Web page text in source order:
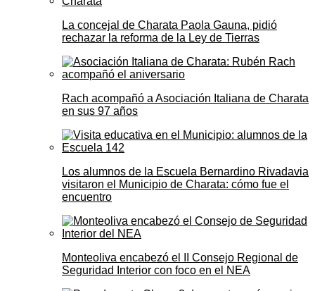
La concejal de Charata Paola Gauna, pidió
rechazar la reforma de la Ley de Tierras
Rach acompañó a Asociación Italiana de Charata
en sus 97 años
Los alumnos de la Escuela Bernardino Rivadavia
visitaron el Municipio de Charata: cómo fue el
encuentro
Monteoliva encabezó el II Consejo Regional de
Seguridad Interior con foco en el NEA